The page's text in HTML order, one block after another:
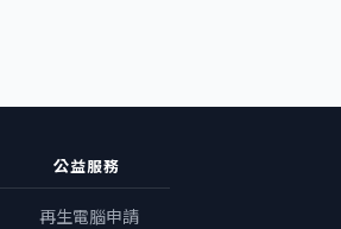
公益服務
再生電腦申請